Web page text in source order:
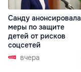
Санду анонсировала
меры по защите
детей от рисков
соцсетей
вчера